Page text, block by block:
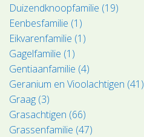
Duizendknoopfamilie (19)
Eenbesfamilie (1)
Eikvarenfamilie (1)
Gagelfamilie (1)
Gentiaanfamilie (4)
Geranium en Vioolachtigen (41)
Graag (3)
Grasachtigen (66)
Grassenfamilie (47)